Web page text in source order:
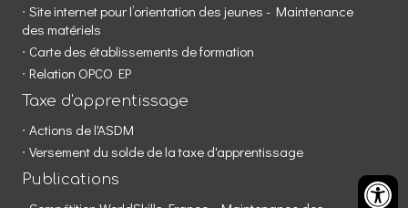
Site internet pour l’orientation des jeunes - Maintenance
des matériels
Carte des établissements de formation
Relation OPCO EP
Taxe d'apprentissage
Actions de l'ASDM
Versement du solde de la taxe d'apprentissage
Publications